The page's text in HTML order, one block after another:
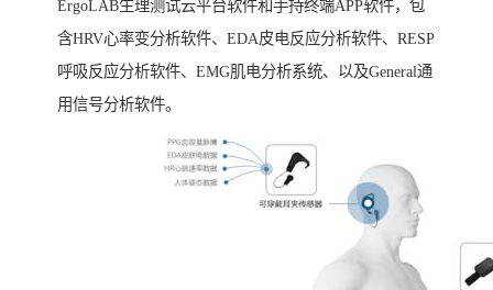
ErgoLAB生理测试云平台软件和手持终端APP软件，包
含HRV心率变分析软件、EDA皮电反应分析软件、RESP
呼吸反应分析软件、EMG肌电分析系统、以及General通
用信号分析软件。